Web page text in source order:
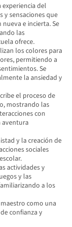
del
y sensaciones que
e incierta. Se
las
ofrece.
los colores para
permitiendo a
Se
la ansiedad y
el proceso de
mostrando las
con
aventura
y la creación de
sociales
actividades y
y las
a los
como una
confianza y